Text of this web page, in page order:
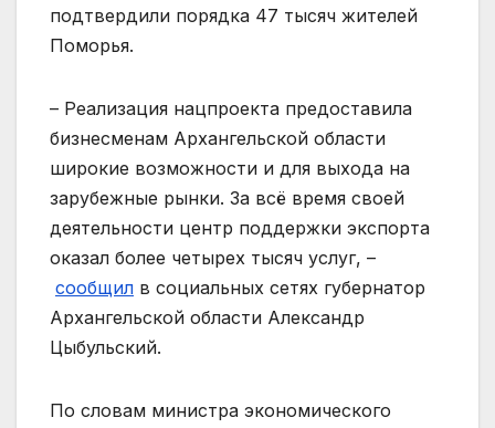
подтвердили порядка 47 тысяч жителей
Поморья.
– Реализация нацпроекта предоставила
бизнесменам Архангельской области
широкие возможности и для выхода на
зарубежные рынки. За всё время своей
деятельности центр поддержки экспорта
оказал более четырех тысяч услуг, –
сообщил в социальных сетях губернатор
Архангельской области Александр
Цыбульский.
По словам министра экономического